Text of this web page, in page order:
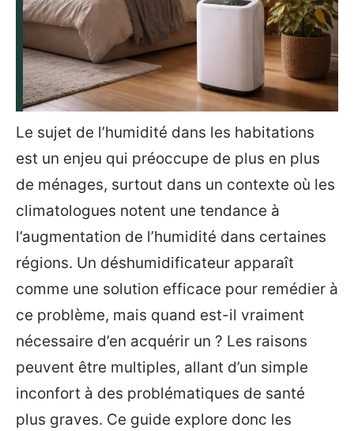
Le sujet de l’humidité dans les habitations
est un enjeu qui préoccupe de plus en plus
de ménages, surtout dans un contexte où les
climatologues notent une tendance à
l’augmentation de l’humidité dans certaines
régions. Un déshumidificateur apparaît
comme une solution efficace pour remédier à
ce problème, mais quand est-il vraiment
nécessaire d’en acquérir un ? Les raisons
peuvent être multiples, allant d’un simple
inconfort à des problématiques de santé
plus graves. Ce guide explore donc les